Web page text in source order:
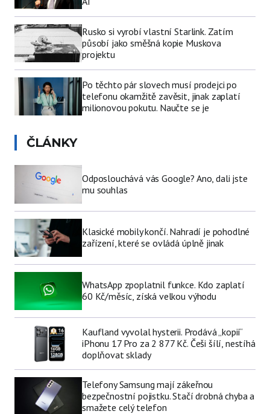
Rusko si vyrobí vlastní Starlink. Zatím
působí jako směšná kopie Muskova
projektu
Po těchto pár slovech musí prodejci po
telefonu okamžitě zavěsit, jinak zaplatí
milionovou pokutu. Naučte se je
ČLÁNKY
Odposlouchává vás Google? Ano, dali jste
mu souhlas
Klasické mobily končí. Nahradí je pohodlné
zařízení, které se ovládá úplně jinak
WhatsApp zpoplatnil funkce. Kdo zaplatí
60 Kč/měsíc, získá velkou výhodu
Kaufland vyvolal hysterii. Prodává „kopii“
iPhonu 17 Pro za 2 877 Kč. Češi šílí, nestíhá
doplňovat sklady
Telefony Samsung mají zákeřnou
bezpečnostní pojistku. Stačí drobná chyba a
smažete celý telefon